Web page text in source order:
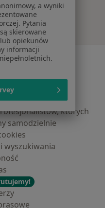
pacjentów
profesjonalistów
których
samodzielnie
wyszukiwania
a wyniki
Pytania
skierowane
opiekunów
informacji